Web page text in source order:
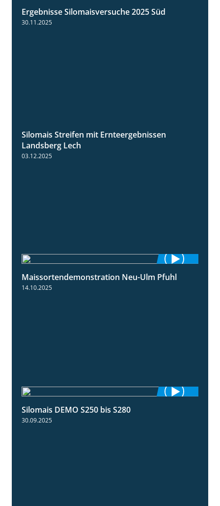
Ergebnisse Silomaisversuche 2025 Süd
30.11.2025
11:01
Silomais Streifen mit Ernteergebnissen
Landsberg Lech
03.12.2025
7:10
Maissortendemonstration Neu-Ulm Pfuhl
14.10.2025
Silomais DEMO S250 bis S280
30.09.2025